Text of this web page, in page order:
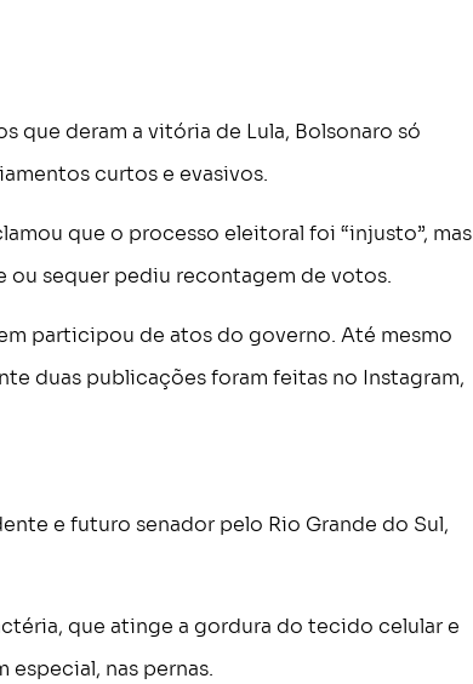
que deram a vitória de Lula, Bolsonaro só
curtos e evasivos.
que o processo eleitoral foi “injusto”, mas
ou sequer pediu recontagem de votos.
participou de atos do governo. Até mesmo
duas publicações foram feitas no Instagram,
e futuro senador pelo Rio Grande do Sul,
que atinge a gordura do tecido celular e
especial, nas pernas.